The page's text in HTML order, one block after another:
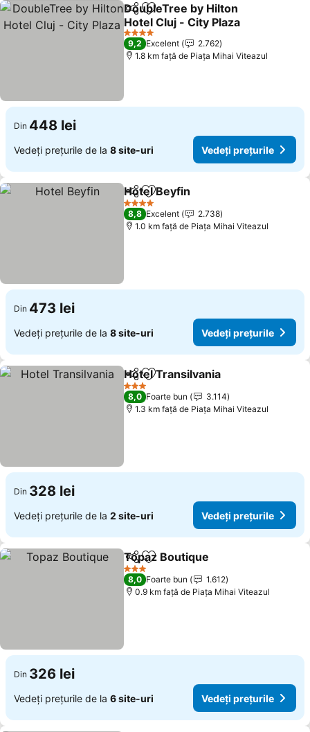
DistribuițiAdăugaţi la favorite
DoubleTree by Hilton
Hotel Cluj - City Plaza
Vedeți prețurile
4 Stele
9,2 Excelent
2.762
1.8 km faţă de Piaţa Mihai Viteazul
Din 448 lei
Vedeți prețurile de la 8 site-uri Vedeți prețurile
DistribuițiAdăugaţi la favorite
Hotel Beyfin
4 Stele
8,8 Excelent
2.738
1.0 km faţă de Piaţa Mihai Viteazul
Din 473 lei
Vedeți prețurile de la 8 site-uri Vedeți prețurile
DistribuițiAdăugaţi la favorite
Hotel Transilvania
3 Stele
8,0 Foarte bun
3.114
1.3 km faţă de Piaţa Mihai Viteazul
Din 328 lei
Vedeți prețurile de la 2 site-uri Vedeți prețurile
DistribuițiAdăugaţi la favorite
Topaz Boutique
3 Stele
8,0 Foarte bun
1.612
0.9 km faţă de Piaţa Mihai Viteazul
Din 326 lei
Vedeți prețurile de la 6 site-uri Vedeți prețurile